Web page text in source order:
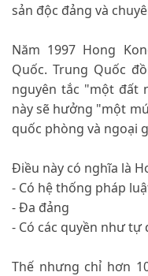
sản độc đảng và
Năm 1997 Hong
Quốc. Trung Quốc
nguyên tắc "một đất
này sẽ hưởng "một
quốc phòng và ngoại
Điều này có nghĩa là
- Có hệ thống pháp
- Đa đảng
- Có các quyền như
Thế nhưng chỉ hơn